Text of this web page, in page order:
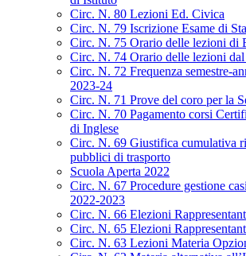
Circ. N. 80 Lezioni Ed. Civica
Circ. N. 79 Iscrizione Esame di
Circ. N. 75 Orario delle lezioni di
Circ. N. 74 Orario delle lezioni
Circ. N. 72 Frequenza semestre-
2023-24
Circ. N. 71 Prove del coro per la
Circ. N. 70 Pagamento corsi
di Inglese
Circ. N. 69 Giustifica cumulativa
pubblici di trasporto
Scuola Aperta 2022
Circ. N. 67 Procedure gestione
2022-2023
Circ. N. 66 Elezioni
Circ. N. 65 Elezioni
Circ. N. 63 Lezioni Materia